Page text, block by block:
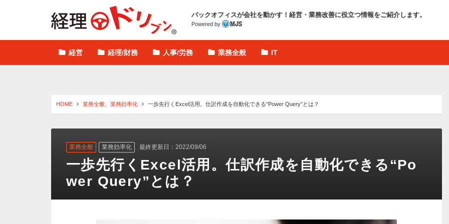
バックオフィスが会社を動かす！ 経営・業務改善に役立つ情報をご紹介します。
Powered by
経営 経理/財務 人事/労務 業務全般 IT
HOME 業務全般 業務効率化 一歩先行くExcel活用。仕訳作成を自動化できる“Power Query”とは？
業務全般 業務効率化 最終更新日：2022/09/06
一歩先行くExcel活用。仕訳作成を自動化できる“Po
wer Query”とは？